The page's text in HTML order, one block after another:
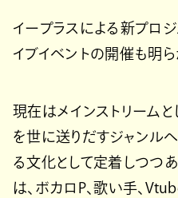
イープラスによる新プロジ
イブイベントの開催も明ら
現在はメインストリームと
を世に送りだすジャンル
る文化として定着しつつ
は、ボカロP、歌い手、